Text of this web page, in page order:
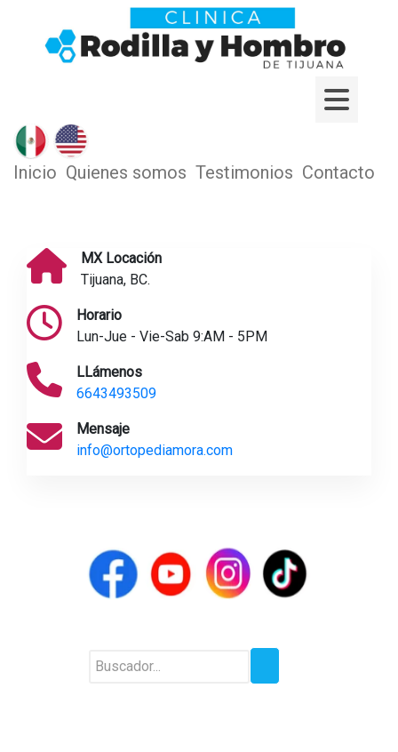
Inicio Quienes somos Testimonios Contacto
MX Locación
Tijuana, BC.
Horario
Lun-Jue - Vie-Sab 9:AM - 5PM
LLámenos
6643493509
Mensaje
info@ortopediamora.com